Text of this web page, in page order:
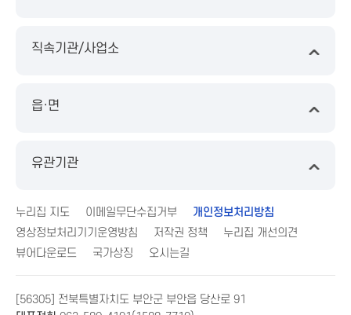
직속기관/사업소
읍·면
유관기관
누리집 지도 이메일무단수집거부
개인정보처리방침
영상정보처리기기운영방침
저작권 정책
누리집 개선의견
뷰어다운로드
국가상징 오시는길
[56305] 전북특별자치도 부안군 부안읍 당산로 91